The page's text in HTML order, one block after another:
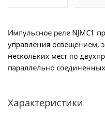
Импульсное реле NJMC1
управления освещением,
нескольких мест по
параллельно
Характеристики